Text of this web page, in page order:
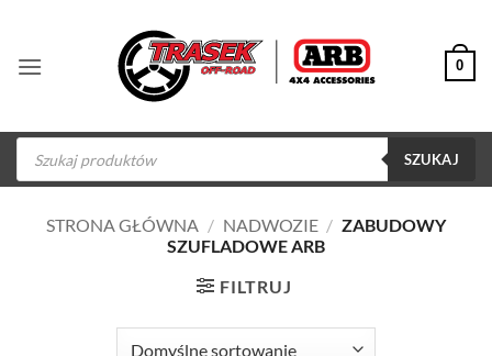
zawartości
0
Wyszukiwarka
produktów
SZUKAJ
STRONA GŁÓWNA / NADWOZIE / ZABUDOWY
SZUFLADOWE ARB
FILTRUJ